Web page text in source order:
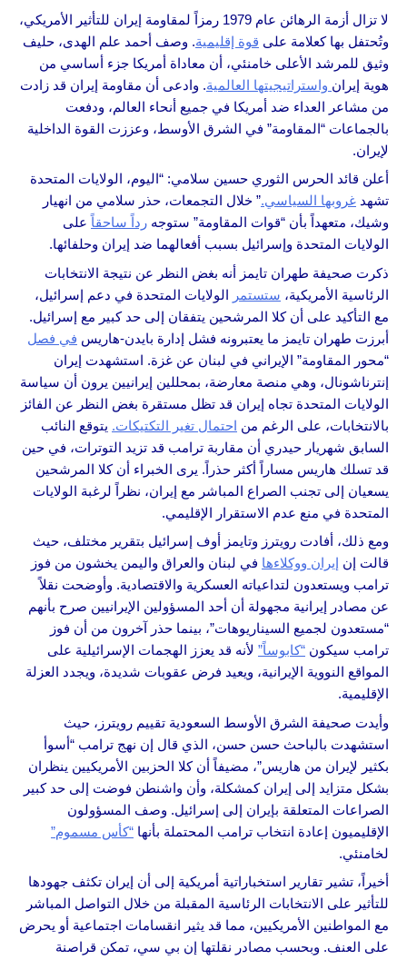
لا تزال أزمة الرهائن عام 1979 رمزاً لمقاومة إيران للتأثير الأمريكي،
وتُحتفل بها كعلامة على قوة إقليمية. وصف أحمد علم الهدى، حليف
وثيق للمرشد الأعلى خامنئي، أن معاداة أمريكا جزء أساسي من
هوية إيران واستراتيجيتها العالمية. وادعى أن مقاومة إيران قد زادت
من مشاعر العداء ضد أمريكا في جميع أنحاء العالم، ودفعت
بالجماعات “المقاومة” في الشرق الأوسط، وعززت القوة الداخلية
لإيران.
أعلن قائد الحرس الثوري حسين سلامي: “اليوم، الولايات المتحدة
تشهد غروبها السياسي.” خلال التجمعات، حذر سلامي من انهيار
وشيك، متعهداً بأن “قوات المقاومة” ستوجه رداً ساحقاً على
الولايات المتحدة وإسرائيل بسبب أفعالهما ضد إيران وحلفائها.
ذكرت صحيفة طهران تايمز أنه بغض النظر عن نتيجة الانتخابات
الرئاسية الأمريكية، ستستمر الولايات المتحدة في دعم إسرائيل،
مع التأكيد على أن كلا المرشحين يتفقان إلى حد كبير مع إسرائيل.
أبرزت طهران تايمز ما يعتبرونه فشل إدارة بايدن-هاريس في فصل
“محور المقاومة” الإيراني في لبنان عن غزة. استشهدت إيران
إنترناشونال، وهي منصة معارضة، بمحللين إيرانيين يرون أن سياسة
الولايات المتحدة تجاه إيران قد تظل مستقرة بغض النظر عن الفائز
بالانتخابات، على الرغم من احتمال تغير التكتيكات. يتوقع النائب
السابق شهريار حيدري أن مقاربة ترامب قد تزيد التوترات، في حين
قد تسلك هاريس مساراً أكثر حذراً. يرى الخبراء أن كلا المرشحين
يسعيان إلى تجنب الصراع المباشر مع إيران، نظراً لرغبة الولايات
المتحدة في منع عدم الاستقرار الإقليمي.
ومع ذلك، أفادت رويترز وتايمز أوف إسرائيل بتقرير مختلف، حيث
قالت إن إيران ووكلاءها في لبنان والعراق واليمن يخشون من فوز
ترامب ويستعدون لتداعياته العسكرية والاقتصادية. وأوضحت نقلاً
عن مصادر إيرانية مجهولة أن أحد المسؤولين الإيرانيين صرح بأنهم
“مستعدون لجميع السيناريوهات”، بينما حذر آخرون من أن فوز
ترامب سيكون “كابوساً” لأنه قد يعزز الهجمات الإسرائيلية على
المواقع النووية الإيرانية، ويعيد فرض عقوبات شديدة، ويجدد العزلة
الإقليمية.
وأيدت صحيفة الشرق الأوسط السعودية تقييم رويترز، حيث
استشهدت بالباحث حسن حسن، الذي قال إن نهج ترامب “أسوأ
بكثير لإيران من هاريس”، مضيفاً أن كلا الحزبين الأمريكيين ينظران
بشكل متزايد إلى إيران كمشكلة، وأن واشنطن فوضت إلى حد كبير
الصراعات المتعلقة بإيران إلى إسرائيل. وصف المسؤولون
الإقليميون إعادة انتخاب ترامب المحتملة بأنها “كأس مسموم”
لخامنئي.
أخيراً، تشير تقارير استخباراتية أمريكية إلى أن إيران تكثف جهودها
للتأثير على الانتخابات الرئاسية المقبلة من خلال التواصل المباشر
مع المواطنين الأمريكيين، مما قد يثير انقسامات اجتماعية أو يحرض
على العنف. وبحسب مصادر نقلتها إن بي سي، تمكن قراصنة